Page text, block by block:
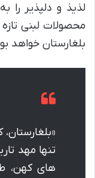
لذیذ و دلپذیر را
محصولات لبنی
بلغارستان خواهد
تنها مهد
های کهن،